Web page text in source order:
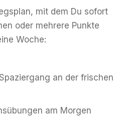
mit dem Du sofort
oder mehrere Punkte
Woche:
an der frischen
am Morgen